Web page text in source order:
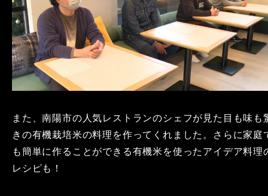
また、南陽市の人気レストランのシェフが見た目も味も
きの有機栽培米の料理を作ってくれました。さらに家庭
も簡単に作ることができる有機米を使ったアイデア料理
レシピも！